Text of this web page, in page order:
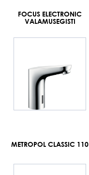
FOCUS ELECTRONIC
VALAMUSEGISTI
METROPOL CLASSIC 110